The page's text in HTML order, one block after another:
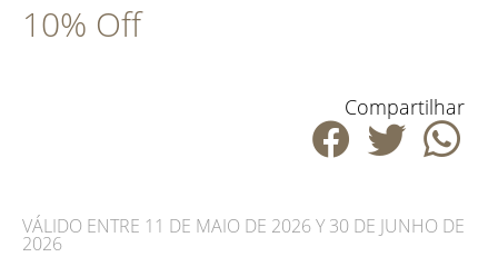
10% Off
Compartilhar
VÁLIDO ENTRE 11 DE MAIO DE 2026 Y 30 DE JUNHO DE
2026